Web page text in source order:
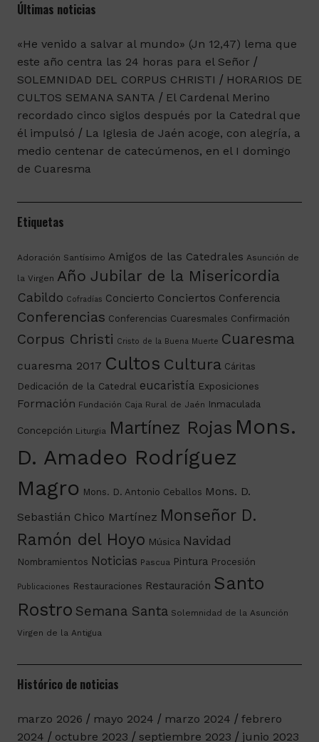
Últimas noticias
«He venido a salvar al mundo» (Jn 12,47) lema que
este año centra las 24 horas para el Señor
SOLEMNIDAD DEL CORPUS CHRISTI
HORARIOS DE
CULTOS SEMANA SANTA
El Cardenal Merino
recordado cinco siglos después por la Catedral que
él impulsó
La Iglesia de Jaén acoge, con alegría, a
medio centenar de catecúmenos, en el I domingo
de Cuaresma
Etiquetas
Adoración Santísimo Amigos de las Catedrales Asunción de
la Virgen Año Jubilar de la Misericordia
Cabildo Cofradías Concierto Conciertos Conferencia
Conferencias Conferencias Cuaresmales Confirmación
Corpus Christi Cristo de la Buena Muerte Cuaresma
cuaresma 2017 Cultos Cultura Cáritas
Dedicación de la Catedral eucaristía Exposiciones
Formación Fundación Caja Rural de Jaén Inmaculada
Concepción Liturgia Martínez Rojas Mons.
D. Amadeo Rodríguez
Magro Mons. D. Antonio Ceballos Mons. D.
Sebastián Chico Martínez Monseñor D.
Ramón del Hoyo Música Navidad
Nombramientos Noticias Pascua Pintura Procesión
Publicaciones Restauraciones Restauración Santo
Rostro Semana Santa Solemnidad de la Asunción
Virgen de la Antigua
Histórico de noticias
marzo 2026 mayo 2024 marzo 2024
febrero
2024
octubre 2023 septiembre 2023
junio 2023